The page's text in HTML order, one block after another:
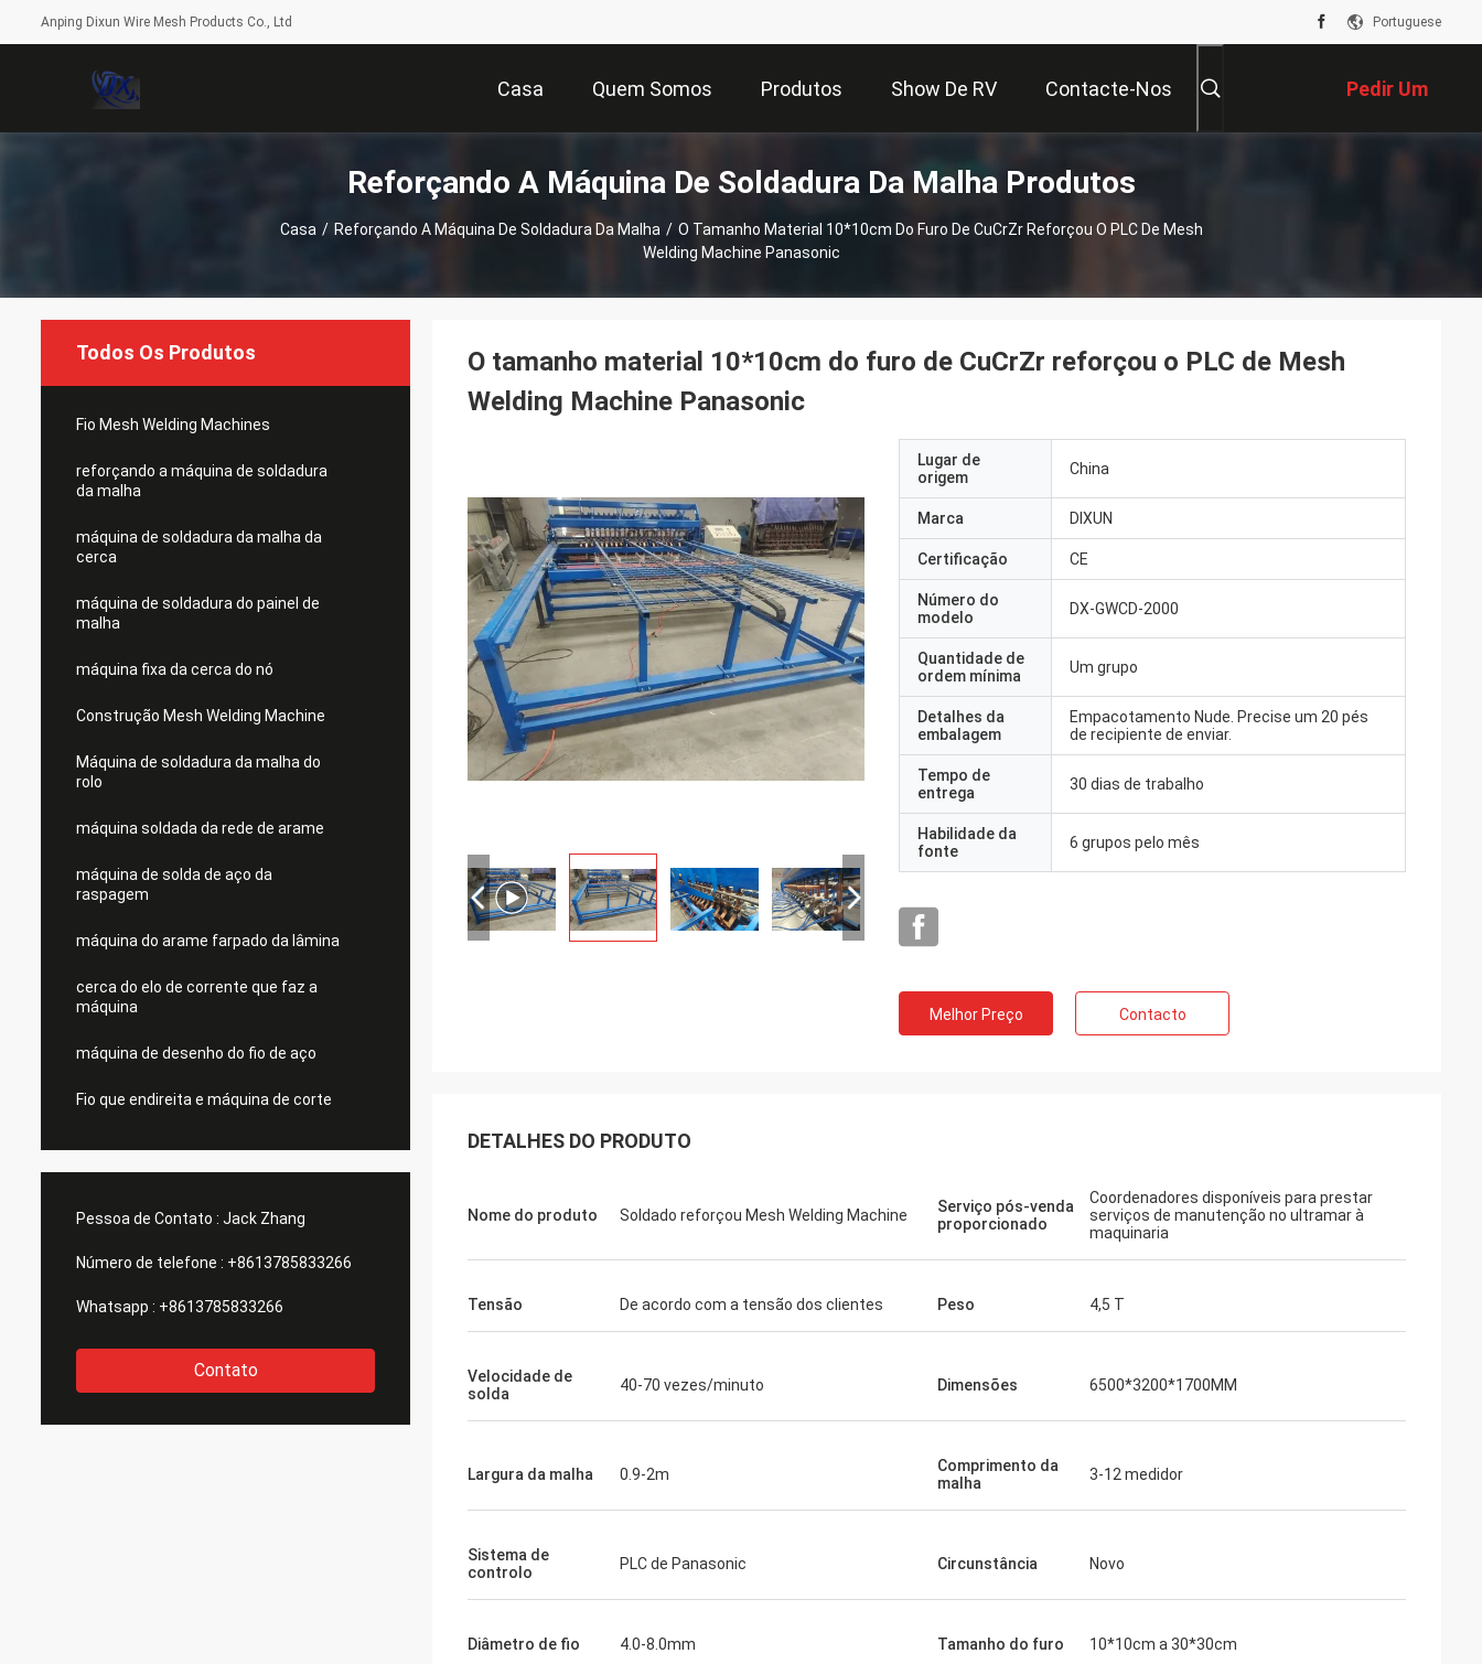
Anping Dixun Wire Mesh Products Co., Ltd Portuguese
Casa Quem Somos Produtos Show De RV Contacte-Nos Pedir Um
Orçamento
Reforçando A Máquina De Soldadura Da Malha Produtos
Casa / Reforçando A Máquina De Soldadura Da Malha / O Tamanho Material 10*10cm Do Furo De CuCrZr Reforçou O PLC De Mesh
Welding Machine Panasonic
Todos Os Produtos
Fio Mesh Welding Machines
reforçando a máquina de soldadura
da malha
máquina de soldadura da malha da
cerca
máquina de soldadura do painel de
malha
máquina fixa da cerca do nó
Construção Mesh Welding Machine
Máquina de soldadura da malha do
rolo
máquina soldada da rede de arame
máquina de solda de aço da
raspagem
máquina do arame farpado da lâmina
cerca do elo de corrente que faz a
máquina
máquina de desenho do fio de aço
Fio que endireita e máquina de corte
Pessoa de Contato : Jack Zhang
Número de telefone : +8613785833266
Whatsapp : +8613785833266
Contato
O tamanho material 10*10cm do furo de CuCrZr reforçou o PLC de Mesh
Welding Machine Panasonic
Lugar de
origem
China
Marca DIXUN
Certificação CE
Número do
modelo
DX-GWCD-2000
Quantidade de
ordem mínima
Um grupo
Detalhes da
embalagem
Empacotamento Nude. Precise um 20 pés
de recipiente de enviar.
Tempo de
entrega
30 dias de trabalho
Habilidade da
fonte
6 grupos pelo mês
Melhor Preço Contacto
DETALHES DO PRODUTO
Nome do produto Soldado reforçou Mesh Welding Machine
Serviço pós-venda
proporcionado
Coordenadores disponíveis para prestar
serviços de manutenção no ultramar à
maquinaria
Tensão De acordo com a tensão dos clientes Peso 4,5 T
Velocidade de
solda
40-70 vezes/minuto Dimensões 6500*3200*1700MM
Largura da malha 0.9-2m
Comprimento da
malha
3-12 medidor
Sistema de
controlo
PLC de Panasonic Circunstância Novo
Diâmetro de fio 4.0-8.0mm Tamanho do furo 10*10cm a 30*30cm